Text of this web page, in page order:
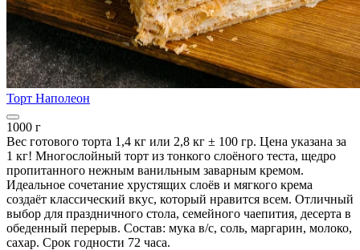
Торт Наполеон
1000 г
Вес готового торта 1,4 кг или 2,8 кг ± 100 гр. Цена указана за
1 кг! Многослойный торт из тонкого слоёного теста, щедро
пропитанного нежным ванильным заварным кремом.
Идеальное сочетание хрустящих слоёв и мягкого крема
создаёт классический вкус, который нравится всем. Отличный
выбор для праздничного стола, семейного чаепития, десерта в
обеденный перерыв. Состав: мука в/с, соль, маргарин, молоко,
сахар. Срок годности 72 часа.